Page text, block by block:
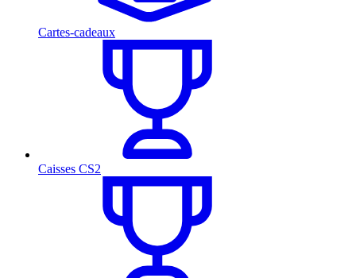
Cartes-cadeaux
Caisses CS2